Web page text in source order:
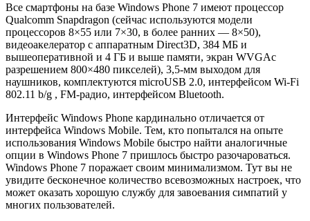
Все смартфоны на базе Windows Phone 7 имеют процессор
Qualcomm Snapdragon (сейчас используются модели
процессоров 8×55 или 7×30, в более ранних — 8×50),
видеоакелератор с аппаратным Direct3D, 384 МБ и
вышеоперативной и 4 ГБ и выше памяти, экран WVGAс
разрешением 800×480 пикселей), 3,5-мм выходом для
наушников, комплектуются microUSB 2.0, интерфейсом Wi-Fi
802.11 b/g , FM-радио, интерфейсом Bluetooth.
Интерфейс Windows Phone кардинально отличается от
интерфейса Windows Mobile. Тем, кто попытался на опыте
использования Windows Mobile быстро найти аналогичные
опции в Windows Phone 7 пришлось быстро разочароваться.
Windows Phone 7 поражает своим минимализмом. Тут вы не
увидите бесконечное количество всевозможных настроек, что
может оказать хорошую службу для завоевания симпатий у
многих пользователей.